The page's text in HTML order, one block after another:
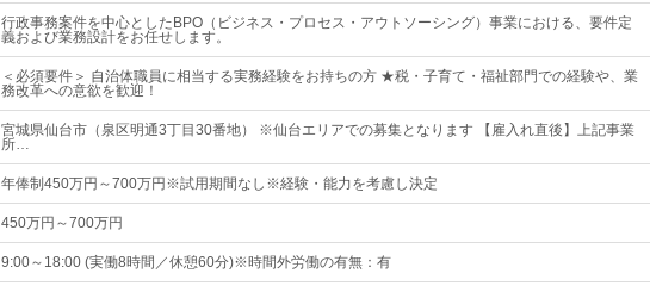
行政事務案件を中心としたBPO（ビジネス・プロセス・アウトソーシング）事業における、要件定
義および業務設計をお任せします。
＜必須要件＞ 自治体職員に相当する実務経験をお持ちの方 ★税・子育て・福祉部門での経験や、業
務改革への意欲を歓迎！
宮城県仙台市（泉区明通3丁目30番地） ※仙台エリアでの募集となります 【雇入れ直後】上記事業
所…
年俸制450万円～700万円※試用期間なし※経験・能力を考慮し決定
450万円～700万円
9:00～18:00 (実働8時間／休憩60分)※時間外労働の有無：有